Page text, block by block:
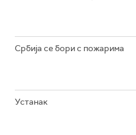
Србија се бори с пожарима
Устанак